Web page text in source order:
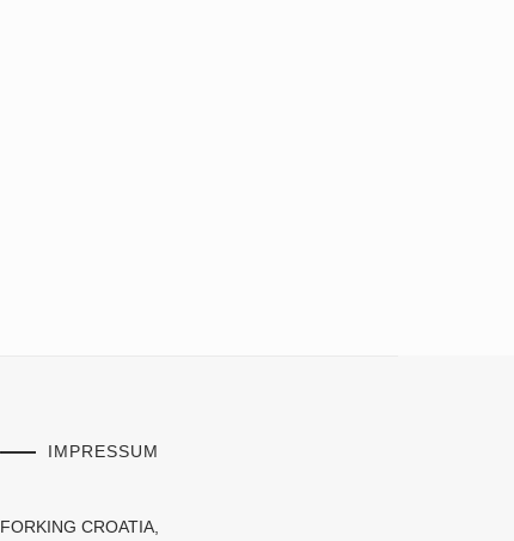
IMPRESSUM
FORKING CROATIA,